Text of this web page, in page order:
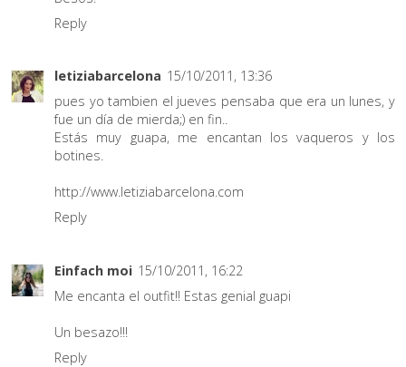
Reply
letiziabarcelona 15/10/2011, 13:36
pues yo tambien el jueves pensaba que era un lunes, y
fue un día de mierda;) en fin..
Estás muy guapa, me encantan los vaqueros y los
botines.
http://www.letiziabarcelona.com
Reply
Einfach moi 15/10/2011, 16:22
Me encanta el outfit!! Estas genial guapi
Un besazo!!!
Reply